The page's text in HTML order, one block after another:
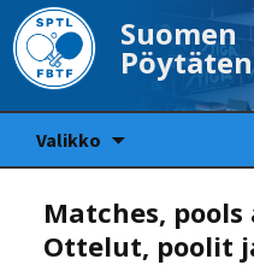
Suomen
Valikko
Matches,
Ottelut, poolit